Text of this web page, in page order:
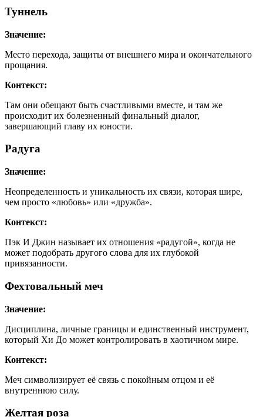
Туннель
Значение:
Место перехода, защиты от внешнего мира и окончательного
прощания.
Контекст:
Там они обещают быть счастливыми вместе, и там же
происходит их болезненный финальный диалог,
завершающий главу их юности.
Радуга
Значение:
Неопределенность и уникальность их связи, которая шире,
чем просто «любовь» или «дружба».
Контекст:
Пэк И Джин называет их отношения «радугой», когда не
может подобрать другого слова для их глубокой
привязанности.
Фехтовальный меч
Значение:
Дисциплина, личные границы и единственный инструмент,
который Хи До может контролировать в хаотичном мире.
Контекст:
Меч символизирует её связь с покойным отцом и её
внутреннюю силу.
Желтая роза